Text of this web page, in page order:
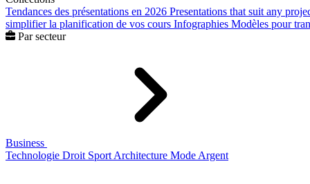
Tendances des présentations en 2026 Presentations that suit any
simplifier la planification de vos cours Infographies Modèles pour
Par secteur
Business
Technologie Droit Sport Architecture Mode Argent